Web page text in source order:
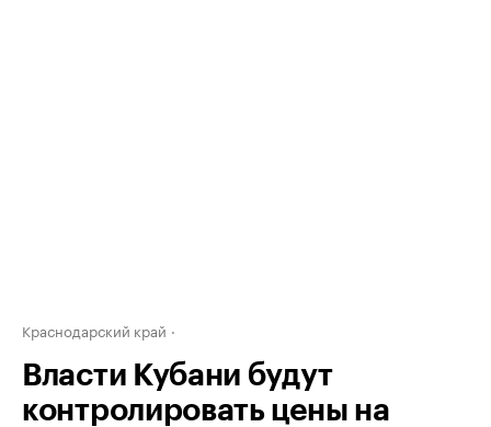
Краснодарский край
Власти Кубани будут
контролировать цены на